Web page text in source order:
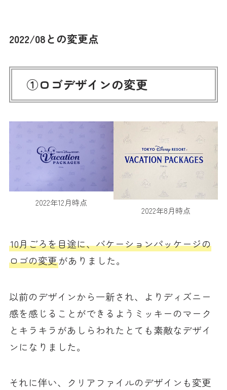
2022/08との変更点
①ロゴデザインの変更
2022年12月時点
2022年8月時点
10月ごろを目途に、バケーションパッケージの
ロゴの変更がありました。
以前のデザインから一新され、よりディズニー
感を感じることができるようミッキーのマーク
とキラキラがあしらわれたとても素敵なデザイ
ンになりました。
それに伴い、クリアファイルのデザインも変更